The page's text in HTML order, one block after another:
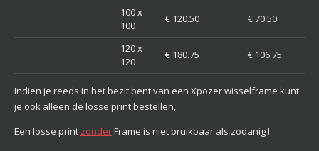
100 x
100
€ 120.50 € 70.50
120 x
120
€ 180.75 € 106.75
Indien je reeds in het bezit bent van een Xpozer wisselframe kunt
je ook alleen de losse print bestellen,
Een losse print zonderFrame is niet bruikbaar als zodanig !